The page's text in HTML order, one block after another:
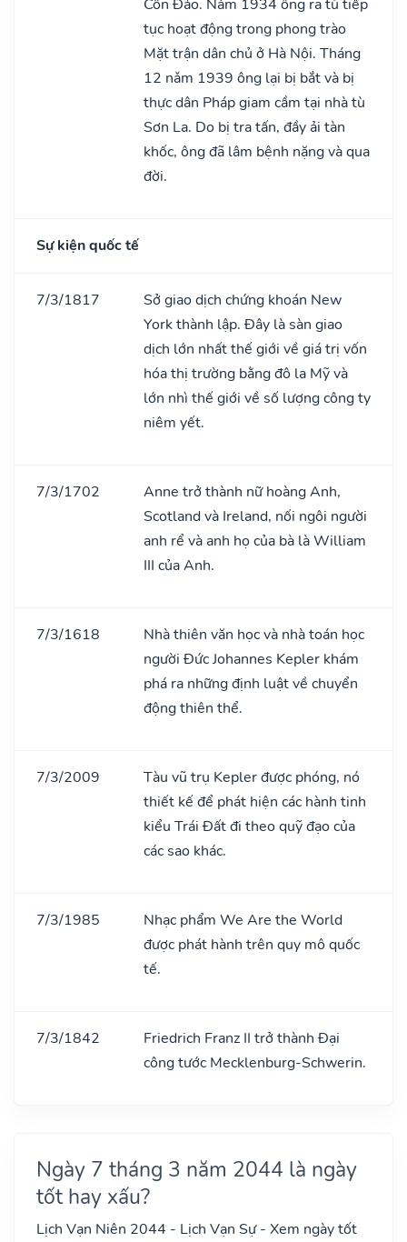
Côn Đảo. Nǎm 1934 ông ra tù tiếp
tục hoạt động trong phong trào
Mặt trận dân chủ ở Hà Nội. Tháng
12 nǎm 1939 ông lại bị bắt và bị
thực dân Pháp giam cầm tại nhà tù
Sơn La. Do bị tra tấn, đầy ải tàn
khốc, ông đã lâm bệnh nặng và qua
đời.
Sự kiện quốc tế
7/3/1817
Sở giao dịch chứng khoán New
York thành lập. Đây là sàn giao
dịch lớn nhất thế giới về giá trị vốn
hóa thị trường bằng đô la Mỹ và
lớn nhì thế giới về số lượng công ty
niêm yết.
7/3/1702
Anne trở thành nữ hoàng Anh,
Scotland và Ireland, nối ngôi người
anh rể và anh họ của bà là William
III của Anh.
7/3/1618
Nhà thiên văn học và nhà toán học
người Đức Johannes Kepler khám
phá ra những định luật về chuyển
động thiên thể.
7/3/2009
Tàu vũ trụ Kepler được phóng, nó
thiết kế để phát hiện các hành tinh
kiểu Trái Đất đi theo quỹ đạo của
các sao khác.
7/3/1985
Nhạc phẩm We Are the World
được phát hành trên quy mô quốc
tế.
7/3/1842
Friedrich Franz II trở thành Đại
công tước Mecklenburg-Schwerin.
Ngày 7 tháng 3 năm 2044 là ngày
tốt hay xấu?
Lịch Vạn Niên 2044 - Lịch Vạn Sự - Xem ngày tốt